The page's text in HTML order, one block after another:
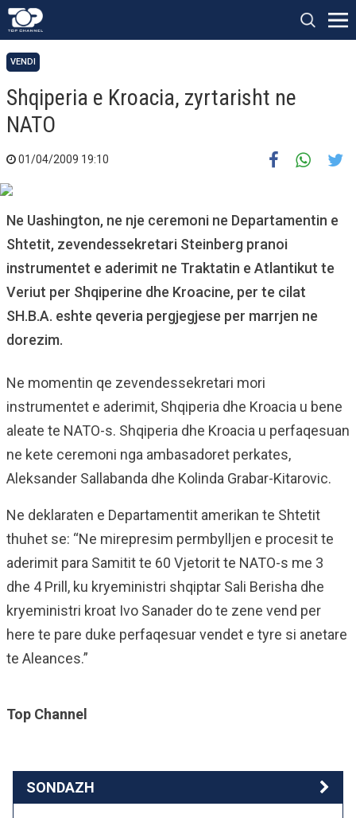
VENDI
Shqiperia e Kroacia, zyrtarisht ne
NATO
01/04/2009 19:10
Ne Uashington, ne nje ceremoni ne Departamentin e
Shtetit, zevendessekretari Steinberg pranoi
instrumentet e aderimit ne Traktatin e Atlantikut te
Veriut per Shqiperine dhe Kroacine, per te cilat
SH.B.A. eshte qeveria pergjegjese per marrjen ne
dorezim.
Ne momentin qe zevendessekretari mori
instrumentet e aderimit, Shqiperia dhe Kroacia u bene
aleate te NATO-s. Shqiperia dhe Kroacia u perfaqesuan
ne kete ceremoni nga ambasadoret perkates,
Aleksander Sallabanda dhe Kolinda Grabar-Kitarovic.
Ne deklaraten e Departamentit amerikan te Shtetit
thuhet se: “Ne mirepresim permbylljen e procesit te
aderimit para Samitit te 60 Vjetorit te NATO-s me 3
dhe 4 Prill, ku kryeministri shqiptar Sali Berisha dhe
kryeministri kroat Ivo Sanader do te zene vend per
here te pare duke perfaqesuar vendet e tyre si anetare
te Aleances.”
Top Channel
SONDAZH